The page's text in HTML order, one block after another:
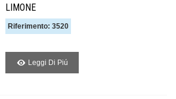
LIMONE
Riferimento: 3520
Leggi Di Piú